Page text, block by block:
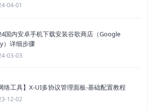
04-01
国内安卓手机下载安装谷歌商店（Google
）详细步骤
03-03
络工具】X-UI多协议管理面板-基础配置教程
12-02